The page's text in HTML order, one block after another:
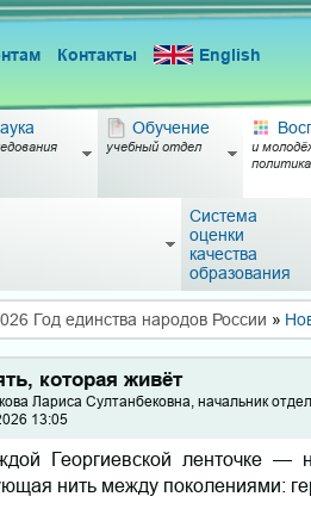
Контакты English
Обучение
учебный отдел
и
политика
Система
оценки
качества
образования
Год единства народов России »
которая живёт
Лариса Султанбековна, начальник
13:05
Георгиевской ленточке —
нить между поколениями: